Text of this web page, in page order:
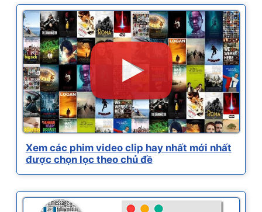
Xem các phim video clip hay nhất mới nhất
được chọn lọc theo chủ đề